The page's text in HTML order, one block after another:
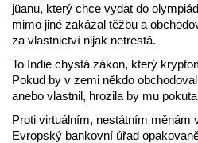
jüanu, který chce vydat do
mimo jiné zakázal těžbu a
za vlastnictví nijak netrestá.
To Indie chystá zákon, který
Pokud by v zemi někdo
anebo vlastnil, hrozila by mu
Proti virtuálním, nestátním měnám
Evropský bankovní úřad